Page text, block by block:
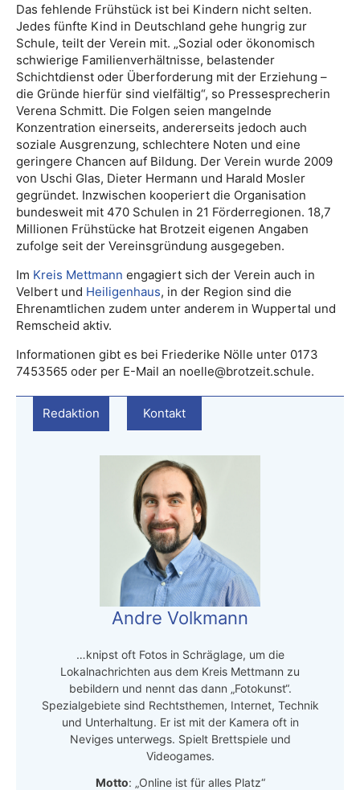
Das fehlende Frühstück ist bei Kindern nicht selten.
Jedes fünfte Kind in Deutschland gehe hungrig zur
Schule, teilt der Verein mit. „Sozial oder ökonomisch
schwierige Familienverhältnisse, belastender
Schichtdienst oder Überforderung mit der Erziehung –
die Gründe hierfür sind vielfältig“, so Pressesprecherin
Verena Schmitt. Die Folgen seien mangelnde
Konzentration einerseits, andererseits jedoch auch
soziale Ausgrenzung, schlechtere Noten und eine
geringere Chancen auf Bildung. Der Verein wurde 2009
von Uschi Glas, Dieter Hermann und Harald Mosler
gegründet. Inzwischen kooperiert die Organisation
bundesweit mit 470 Schulen in 21 Förderregionen. 18,7
Millionen Frühstücke hat Brotzeit eigenen Angaben
zufolge seit der Vereinsgründung ausgegeben.
Im Kreis Mettmann engagiert sich der Verein auch in
Velbert und Heiligenhaus, in der Region sind die
Ehrenamtlichen zudem unter anderem in Wuppertal und
Remscheid aktiv.
Informationen gibt es bei Friederike Nölle unter 0173
7453565 oder per E-Mail an noelle@brotzeit.schule.
Redaktion Kontakt
Andre Volkmann
…knipst oft Fotos in Schräglage, um die
Lokalnachrichten aus dem Kreis Mettmann zu
bebildern und nennt das dann „Fotokunst“.
Spezialgebiete sind Rechtsthemen, Internet, Technik
und Unterhaltung. Er ist mit der Kamera oft in
Neviges unterwegs. Spielt Brettspiele und
Videogames.
Motto: „Online ist für alles Platz“